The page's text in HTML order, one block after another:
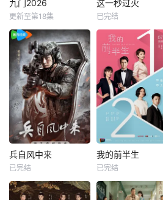
九门2026
更新至第18集
这一秒过火
已完结
兵自风中来
已完结
我的前半生
已完结